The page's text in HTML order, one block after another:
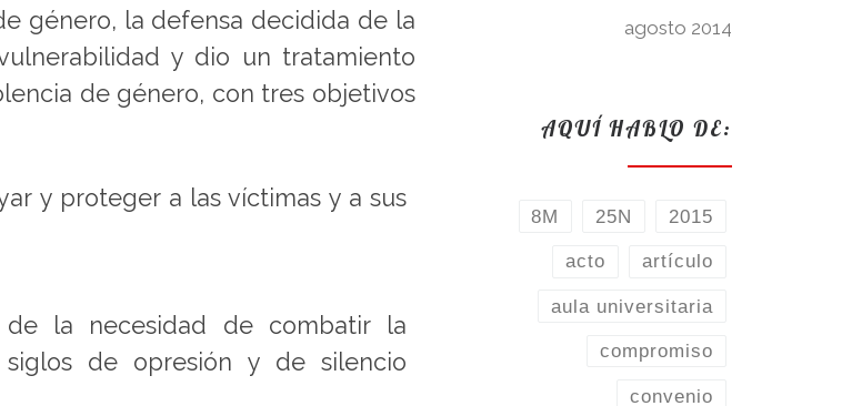
género, la defensa decidida de la
y dio un tratamiento
de género, con tres objetivos
y proteger a las víctimas y a sus
de la necesidad de combatir la
de opresión y de silencio
agosto 2014
AQUÍ HABLO DE:
8M 25N 2015
acto artículo
aula universitaria
compromiso
convenio